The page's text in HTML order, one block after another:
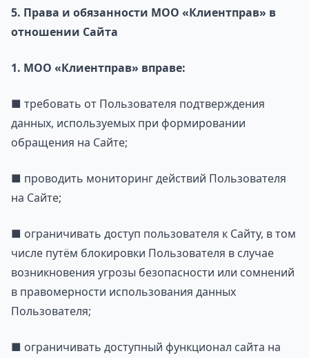
5. Права и обязанности МОО «Клиентправ» в
отношении Сайта
1. МОО «Клиентправ» вправе:
■ требовать от Пользователя подтверждения
данных, используемых при формировании
обращения на Сайте;
■ проводить мониторинг действий Пользователя
на Сайте;
■ ограничивать доступ пользователя к Сайту, в том
числе путём блокировки Пользователя в случае
возникновения угрозы безопасности или сомнений
в правомерности использования данных
Пользователя;
■ ограничивать доступный функционал сайта на